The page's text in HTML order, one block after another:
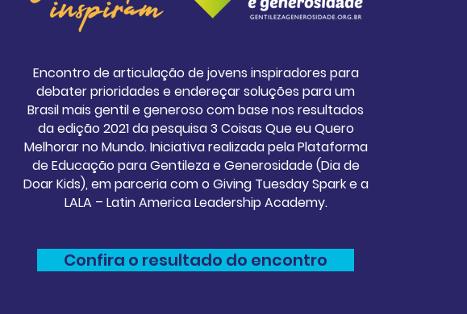
Encontro de articulação de jovens inspiradores para
debater prioridades e endereçar soluções para um
Brasil mais gentil e generoso com base nos resultados
da edição 2021 da pesquisa 3 Coisas Que eu Quero
Melhorar no Mundo. Iniciativa realizada pela Plataforma
de Educação para Gentileza e Generosidade (Dia de
Doar Kids), em parceria com o Giving Tuesday Spark e a
LALA – Latin America Leadership Academy.
Confira o resultado do encontro